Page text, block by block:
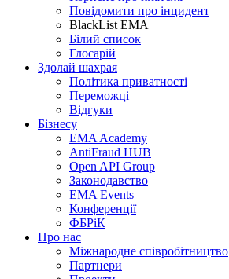
Повідомити про інцидент
BlackList EMA
Білий список
Глосарій
Здолай шахрая
Політика приватності
Переможцi
Відгуки
Бізнесу
EMA Academy
AntiFraud HUB
Open API Group
Законодавство
EMA Events
Конференції
ФБРіК
Про нас
Міжнародне співробітництво
Партнери